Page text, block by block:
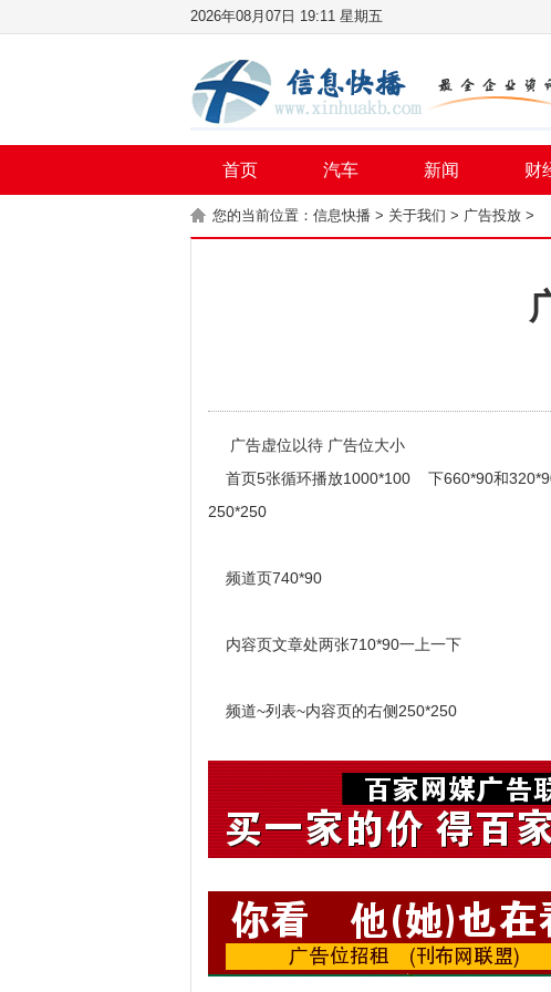
2026年08月07日 19:11 星期五
首页 汽车 新闻 财
您的当前位置： 信息快播 > 关于我们 > 广告投放 >
广告虚位以待 广告位大小
首页5张循环播放1000*100 下660*90和
250*250
频道页740*90
内容页文章处两张710*90一上一下
频道~列表~内容页的右侧250*250